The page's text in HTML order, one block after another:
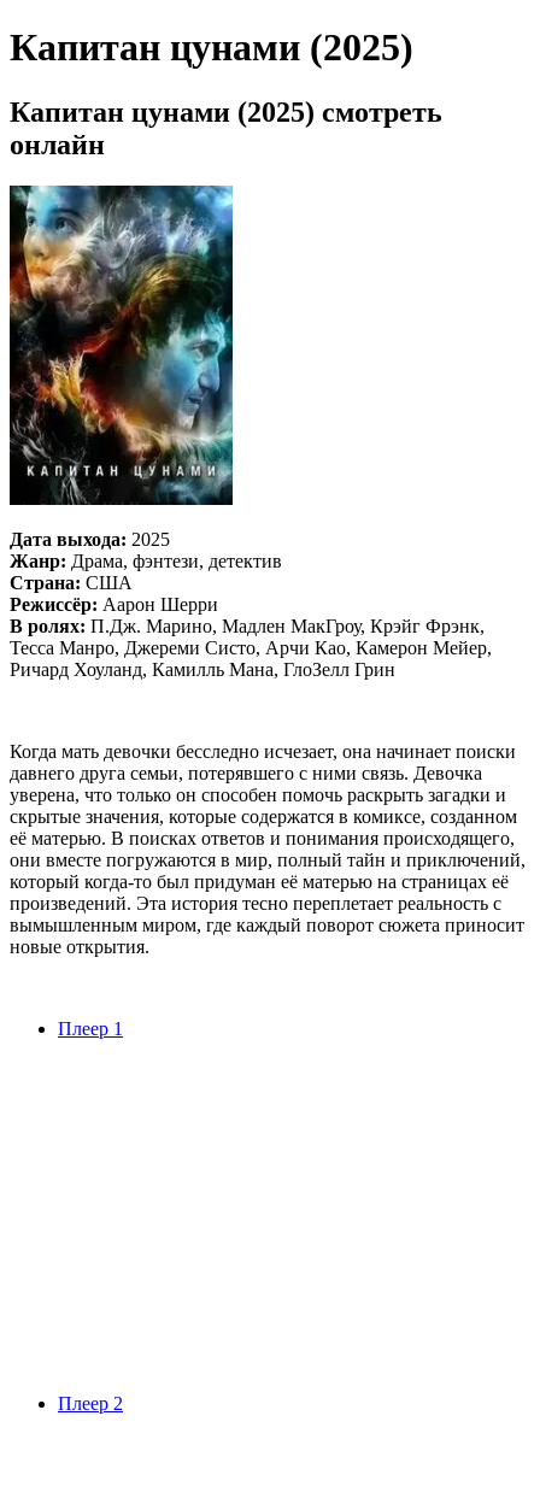
Капитан цунами (2025)
Капитан цунами (2025) смотреть
онлайн
Дата выхода: 2025
Жанр: Драма, фэнтези, детектив
Страна: США
Режиссёр: Аарон Шерри
В ролях: П.Дж. Марино, Мадлен МакГроу, Крэйг Фрэнк,
Тесса Манро, Джереми Систо, Арчи Као, Камерон Мейер,
Ричард Хоуланд, Камилль Мана, ГлоЗелл Грин
Когда мать девочки бесследно исчезает, она начинает поиски
давнего друга семьи, потерявшего с ними связь. Девочка
уверена, что только он способен помочь раскрыть загадки и
скрытые значения, которые содержатся в комиксе, созданном
её матерью. В поисках ответов и понимания происходящего,
они вместе погружаются в мир, полный тайн и приключений,
который когда-то был придуман её матерью на страницах её
произведений. Эта история тесно переплетает реальность с
вымышленным миром, где каждый поворот сюжета приносит
новые открытия.
Плеер 1
Плеер 2